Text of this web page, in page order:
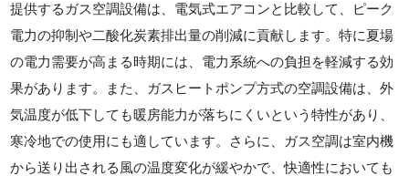
提供するガス空調設備は、電気式エアコンと比較して、ピーク
電力の抑制や二酸化炭素排出量の削減に貢献します。特に夏場
の電力需要が高まる時期には、電力系統への負担を軽減する効
果があります。また、ガスヒートポンプ方式の空調設備は、外
気温度が低下しても暖房能力が落ちにくいという特性があり、
寒冷地での使用にも適しています。さらに、ガス空調は室内機
から送り出される風の温度変化が緩やかで、快適性においても